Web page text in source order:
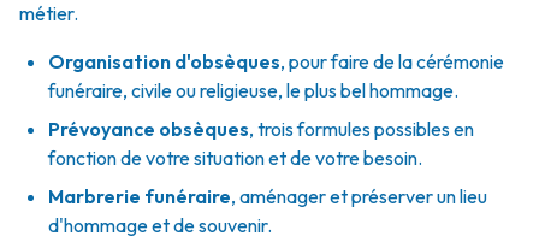
métier.
Organisation d'obsèques, pour faire de la cérémonie
funéraire, civile ou religieuse, le plus bel hommage.
Prévoyance obsèques, trois formules possibles en
fonction de votre situation et de votre besoin.
Marbrerie funéraire, aménager et préserver un lieu
d'hommage et de souvenir.